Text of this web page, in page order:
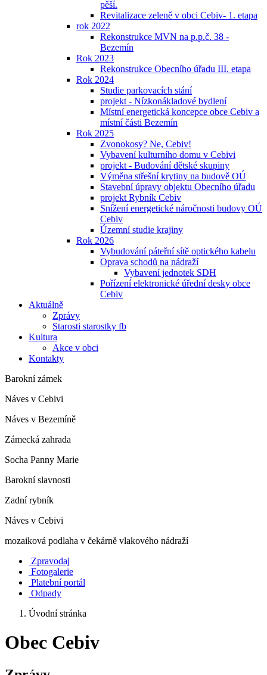
pěší.
Revitalizace zeleně v obci Cebiv- 1. etapa
rok 2022
Rekonstrukce MVN na p.p.č. 38 -
Bezemín
Rok 2023
Rekonstrukce Obecního úřadu III. etapa
Rok 2024
Studie parkovacích stání
projekt - Nízkonákladové bydlení
Místní energetická koncepce obce Cebiv a
místní části Bezemín
Rok 2025
Zvonokosy? Ne, Cebiv!
Vybavení kulturního domu v Cebivi
projekt - Budování dětské skupiny
Výměna střešní krytiny na budově OÚ
Stavební úpravy objektu Obecního úřadu
projekt Rybník Cebiv
Snížení energetické náročnosti budovy OÚ
Cebiv
Územní studie krajiny
Rok 2026
Vybudování páteřní sítě optického kabelu
Oprava schodů na nádraží
Vybavení jednotek SDH
Pořízení elektronické úřední desky obce
Cebiv
Aktuálně
Zprávy
Starosti starostky fb
Kultura
Akce v obci
Kontakty
Barokní zámek
Náves v Cebivi
Náves v Bezemíně
Zámecká zahrada
Socha Panny Marie
Barokní slavnosti
Zadní rybník
Náves v Cebivi
mozaiková podlaha v čekárně vlakového nádraží
Zpravodaj
Fotogalerie
Platební portál
Odpady
Úvodní stránka
Obec Cebiv